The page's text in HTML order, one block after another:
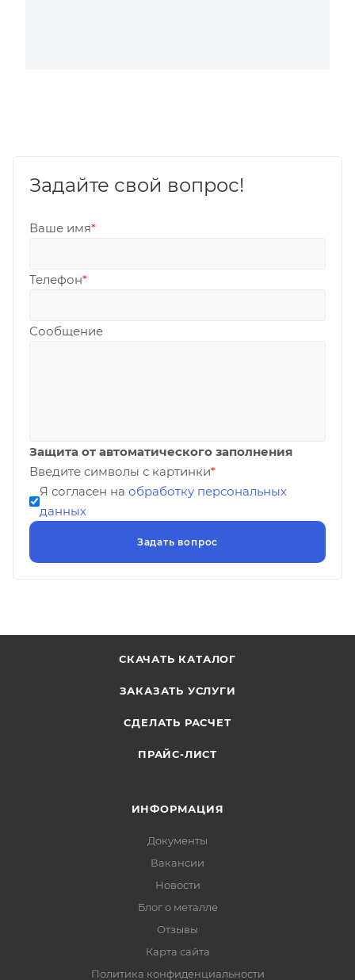
Задайте свой вопрос!
Ваше имя*
Телефон*
Сообщение
Защита от автоматического заполнения
Введите символы с картинки*
Я согласен на обработку персональных
данных
СКАЧАТЬ КАТАЛОГ
ЗАКАЗАТЬ УСЛУГИ
СДЕЛАТЬ РАСЧЕТ
ПРАЙС-ЛИСТ
ИНФОРМАЦИЯ
Документы
Вакансии
Новости
Блог о металле
Отзывы
Карта сайта
Политика конфиденциальности